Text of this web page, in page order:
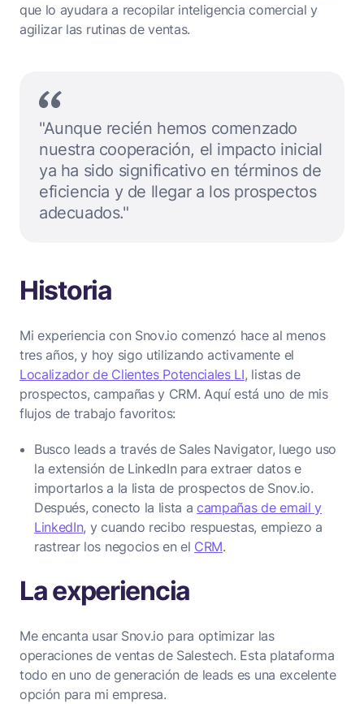
que lo ayudara a recopilar inteligencia comercial y
agilizar las rutinas de ventas.
"Aunque recién hemos comenzado
nuestra cooperación, el impacto inicial
ya ha sido significativo en términos de
eficiencia y de llegar a los prospectos
adecuados."
Historia
Mi experiencia con Snov.io comenzó hace al menos
tres años, y hoy sigo utilizando activamente el
Localizador de Clientes Potenciales LI, listas de
prospectos, campañas y CRM. Aquí está uno de mis
flujos de trabajo favoritos:
Busco leads a través de Sales Navigator, luego uso
la extensión de LinkedIn para extraer datos e
importarlos a la lista de prospectos de Snov.io.
Después, conecto la lista acampañas de email y
LinkedIn, y cuando recibo respuestas, empiezo a
rastrear los negocios en el CRM.
La experiencia
Me encanta usar Snov.io para optimizar las
operaciones de ventas de Salestech. Esta plataforma
todo en uno de generación de leads es una excelente
opción para mi empresa.